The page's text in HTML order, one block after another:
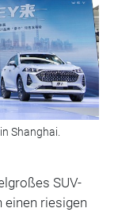
Shanghai.
SUV-
einen riesigen